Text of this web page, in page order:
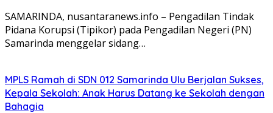
SAMARINDA, nusantaranews.info – Pengadilan Tindak
Pidana Korupsi (Tipikor) pada Pengadilan Negeri (PN)
Samarinda menggelar sidang…
MPLS Ramah di SDN 012 Samarinda Ulu Berjalan Sukses,
Kepala Sekolah: Anak Harus Datang ke Sekolah dengan
Bahagia